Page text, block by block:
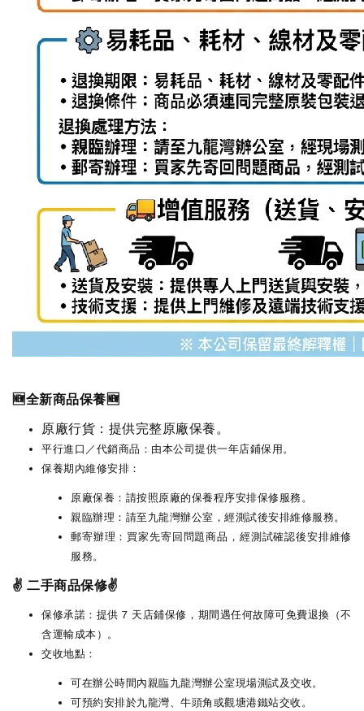
🆕全新商品保養🆕
原廠行貨：提供完整原廠保養。
平行進口／代銷商品：由本公司提供一年店鋪保用。
保養期內維修安排：
原廠保養：請按照原廠的保養程序安排保修服務。
親臨辦理：請至九龍灣辦公室，經測試後安排維修服務。
郵寄辦理：買家先寄回問題商品，經測試確認後安排維修
服務。
✌️ 二手商品保修✌️
保修承諾：提供 7 天店鋪保修，期間遇任何故障可免費退換（不
含運輸成本）。
交收地點：
可在辦公時間內親臨九龍灣辦公室現場測試及交收。
可預約安排於九龍灣、牛頭角或觀塘港鐵站交收。